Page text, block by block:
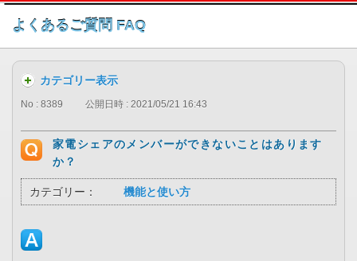
このページの本文へ
よくあるご質問 FAQ
カテゴリー表示
No : 8389 公開日時 : 2021/05/21 16:43
家電シェアのメンバーができないことはあります
か？
カテゴリー： 機能と使い方